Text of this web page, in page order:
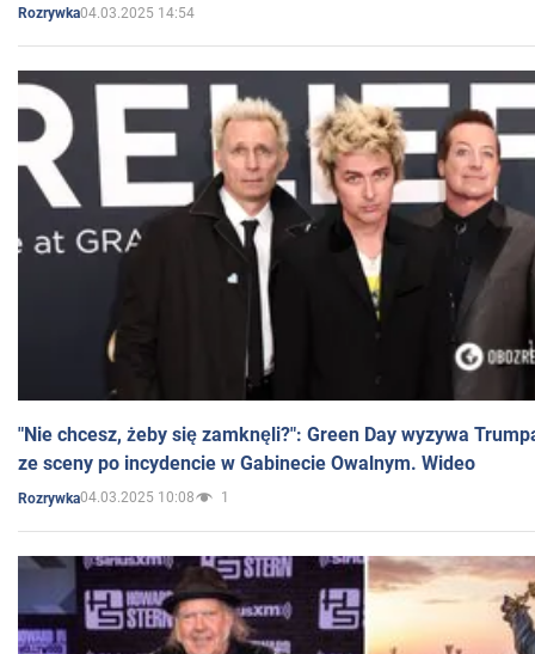
Rozrywka04.03.2025 14:54
"Nie chcesz, żeby się zamknęli?": Green Day wyzywa
ze sceny po incydencie w Gabinecie Owalnym. Wideo
Rozrywka04.03.2025 10:08 1